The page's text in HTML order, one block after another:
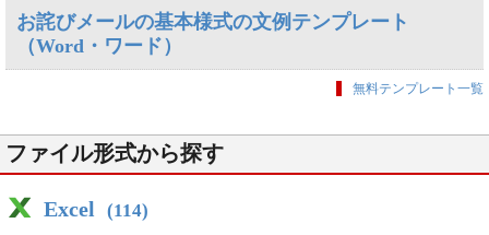
お詫びメールの基本様式の文例テンプレート
（Word・ワード）
無料テンプレート一覧
ファイル形式から探す
Excel (114)